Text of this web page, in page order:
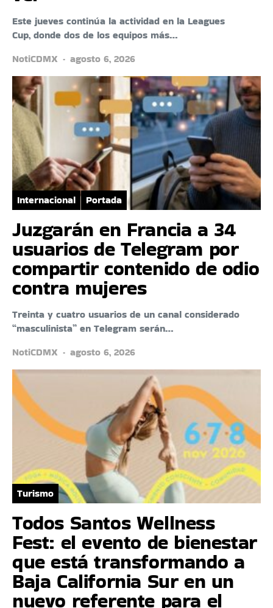
Este jueves continúa la actividad en la Leagues
Cup, donde dos de los equipos más…
NotiCDMX
agosto 6, 2026
Internacional Portada
Juzgarán en Francia a 34
usuarios de Telegram por
compartir contenido de odio
contra mujeres
Treinta y cuatro usuarios de un canal considerado
“masculinista” en Telegram serán…
NotiCDMX
agosto 6, 2026
Turismo
Todos Santos Wellness
Fest: el evento de bienestar
que está transformando a
Baja California Sur en un
nuevo referente para el